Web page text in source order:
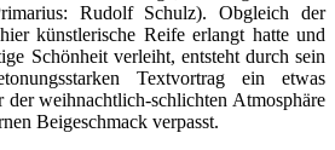
Rudolf Schulz). Obgleich der
künstlerische Reife erlangt hatte und
Schönheit verleiht, entsteht durch sein
Textvortrag ein etwas
der weihnachtlich-schlichten Atmosphäre
Beigeschmack verpasst.